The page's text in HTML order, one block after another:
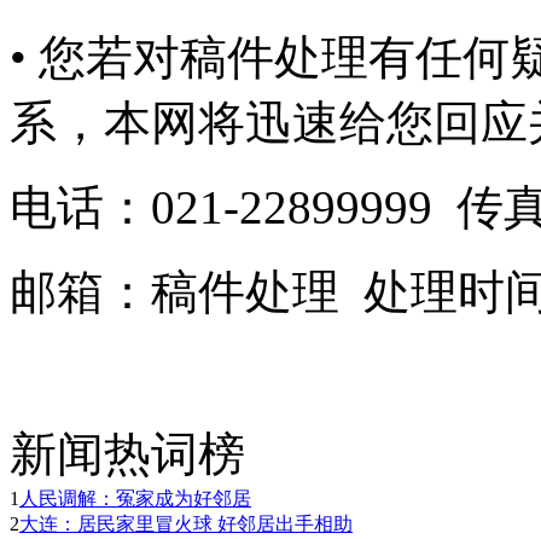
• 您若对稿件处理有任何
系，本网将迅速给您回
电话： 021-22899999 传
邮箱： 稿件处理 处理时
新闻热词榜
1 人民调解：冤家成为好邻居
2大连：居民家里冒火球 好邻居出手相助